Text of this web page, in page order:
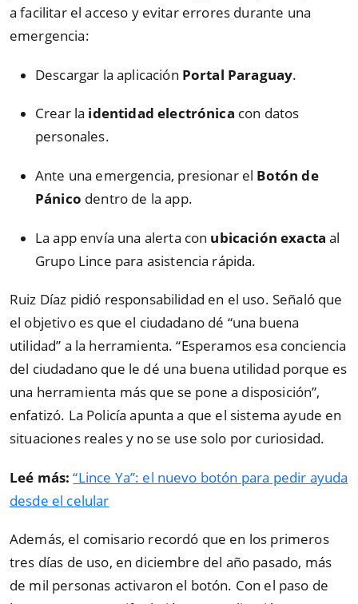
a facilitar el acceso y evitar errores durante una
emergencia:
Descargar la aplicación Portal Paraguay.
Crear la identidad electrónica con datos
personales.
Ante una emergencia, presionar el Botón de
Pánico dentro de la app.
La app envía una alerta con ubicación exacta al
Grupo Lince para asistencia rápida.
Ruiz Díaz pidió responsabilidad en el uso. Señaló que
el objetivo es que el ciudadano dé “una buena
utilidad” a la herramienta. “Esperamos esa conciencia
del ciudadano que le dé una buena utilidad porque es
una herramienta más que se pone a disposición”,
enfatizó. La Policía apunta a que el sistema ayude en
situaciones reales y no se use solo por curiosidad.
Leé más:“Lince Ya”: el nuevo botón para pedir ayuda
desde el celular
Además, el comisario recordó que en los primeros
tres días de uso, en diciembre del año pasado, más
de mil personas activaron el botón. Con el paso de